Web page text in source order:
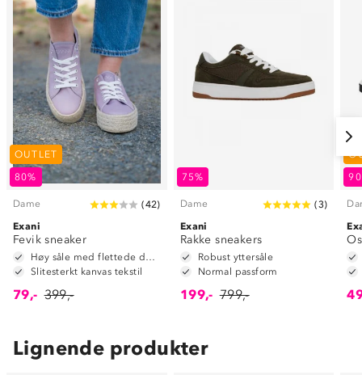
OUTLET
80%
Dame (42)
Exani
Fevik sneaker
Slitesterkt kanvas tekstil
79,- 399,-
75%
Dame (3)
Exani
Rakke sneakers
Robust yttersåle
Normal passform
199,- 799,-
Lignende produkter